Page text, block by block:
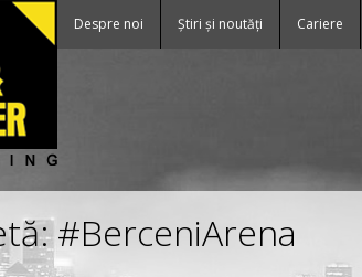
Despre noi Știri și noutăți Cariere
#BerceniArena